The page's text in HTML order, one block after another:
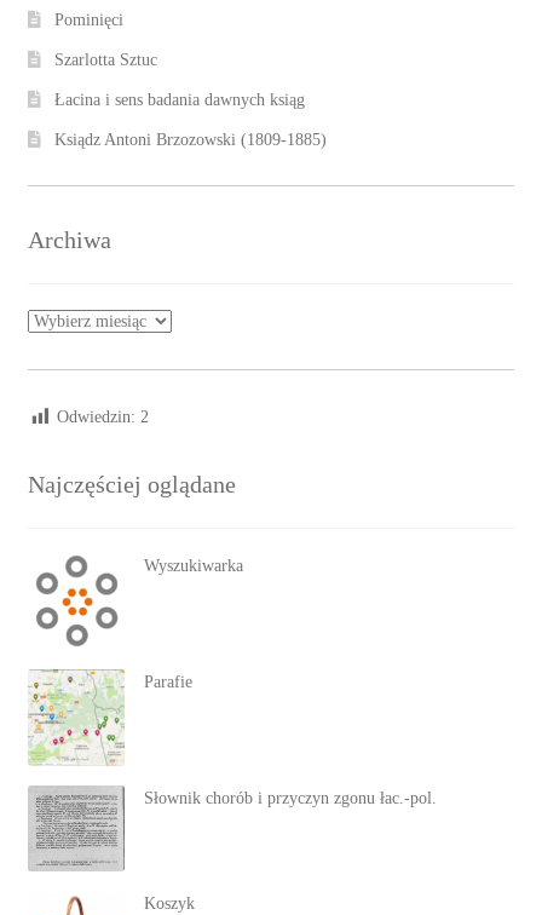
Pominięci
Szarlotta Sztuc
Łacina i sens badania dawnych ksiąg
Ksiądz Antoni Brzozowski (1809-1885)
Archiwa
Archiwa
Odwiedzin: 2
Najczęściej oglądane
Wyszukiwarka
Parafie
Słownik chorób i przyczyn zgonu łac.-pol.
Koszyk